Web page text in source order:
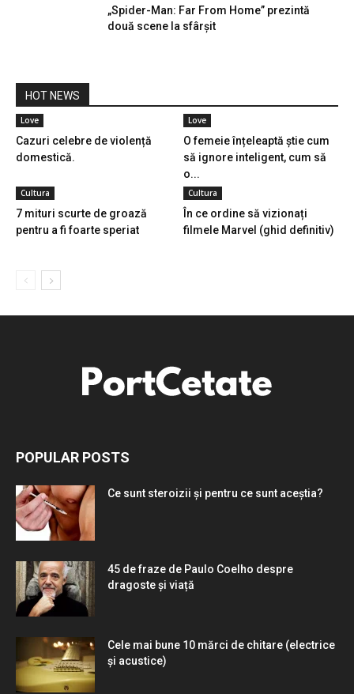
„Spider-Man: Far From Home” prezintă
două scene la sfârșit
HOT NEWS
Love
Cazuri celebre de violență
domestică.
Love
O femeie înțeleaptă știe cum
să ignore inteligent, cum să
o...
Cultura
7 mituri scurte de groază
pentru a fi foarte speriat
Cultura
În ce ordine să vizionați
filmele Marvel (ghid definitiv)
POPULAR POSTS
Ce sunt steroizii și pentru ce sunt aceștia?
45 de fraze de Paulo Coelho despre
dragoste și viață
Cele mai bune 10 mărci de chitare (electrice
și acustice)